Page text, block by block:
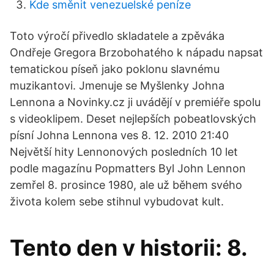
Kde směnit venezuelské peníze
Toto výročí přivedlo skladatele a zpěváka
Ondřeje Gregora Brzobohatého k nápadu napsat
tematickou píseň jako poklonu slavnému
muzikantovi. Jmenuje se Myšlenky Johna
Lennona a Novinky.cz ji uvádějí v premiéře spolu
s videoklipem. Deset nejlepších pobeatlovských
písní Johna Lennona ves 8. 12. 2010 21:40
Největší hity Lennonových posledních 10 let
podle magazínu Popmatters Byl John Lennon
zemřel 8. prosince 1980, ale už během svého
života kolem sebe stihnul vybudovat kult.
Tento den v historii: 8.